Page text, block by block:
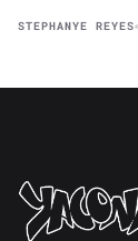
STEPHANYE REYES